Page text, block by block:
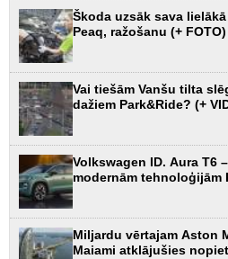
Škoda uzsāk sava
Peaq, ražošanu (+ FOTO)
Vai tiešām Vanšu tilta
dažiem Park&Ride? (+
Volkswagen ID. Aura T6
modernām tehnoloģijām
Miljardu vērtajam Aston
Maiami atklājušies